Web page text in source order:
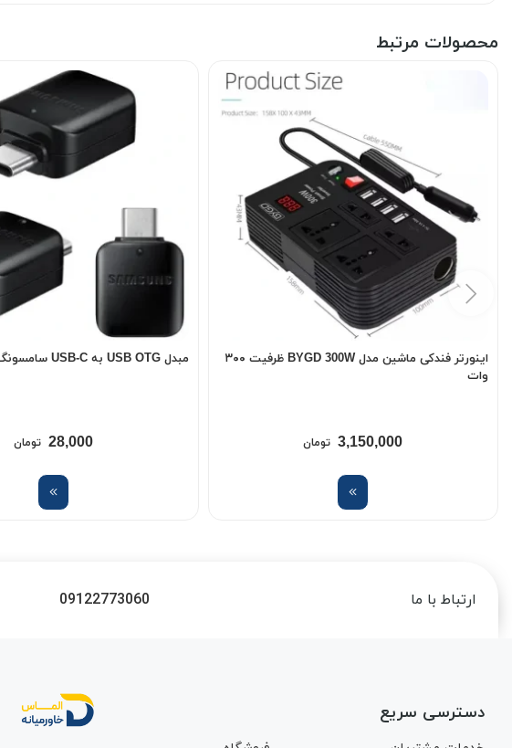
محصولات مرتبط
اینورتر فندکی ماشین مدل BYGD 300W ظرفیت ۳۰۰
وات
3,150,000 تومان
مبدل USB OTG به USB-C سامسونگ
28,000 تومان
ارتباط با ما 09122773060
دسترسی سریع